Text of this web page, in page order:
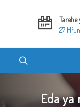
Tarehe
27
Eda ya